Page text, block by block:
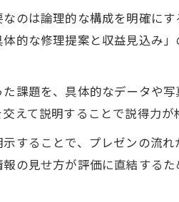
水道修理課題の整理と
水道修理業界の信頼性と
水道修理の収益性を具体
水道修理業の利益構造を
水道修理で稼げる理由
水道修理収益分析で提
のは論理的な構成を明確に
的な修理提案と収益見込み
課題を、具体的なデータや
えて説明することで説得力が
することで、プレゼンの流
の見せ方が評価に直結するた